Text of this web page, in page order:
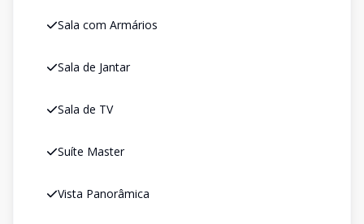
Sala com Armários
Sala de Jantar
Sala de TV
Suíte Master
Vista Panorâmica